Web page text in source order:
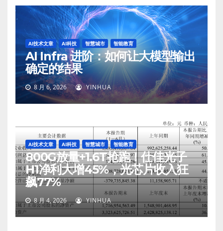
AI技术文章 AI科技 智慧城市 智能教育
AI Infra 进阶：如何让大模型输出
确定的结果
8 月 6, 2026 YINHUA
AI技术文章 AI科技 智慧城市 智能教育
800G放量+1.6T抢跑！仕佳光子
H1净利大增45%，光芯片收入狂
飙77%
8 月 4, 2026 YINHUA